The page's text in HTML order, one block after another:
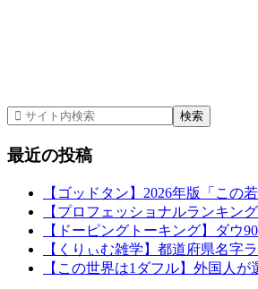
最近の投稿
【ゴッドタン】2026年版「この
【プロフェッショナルランキン
【ドーピングトーキング】ダウ
【くりぃむ雑学】都道府県名字
【この世界は1ダフル】外国人